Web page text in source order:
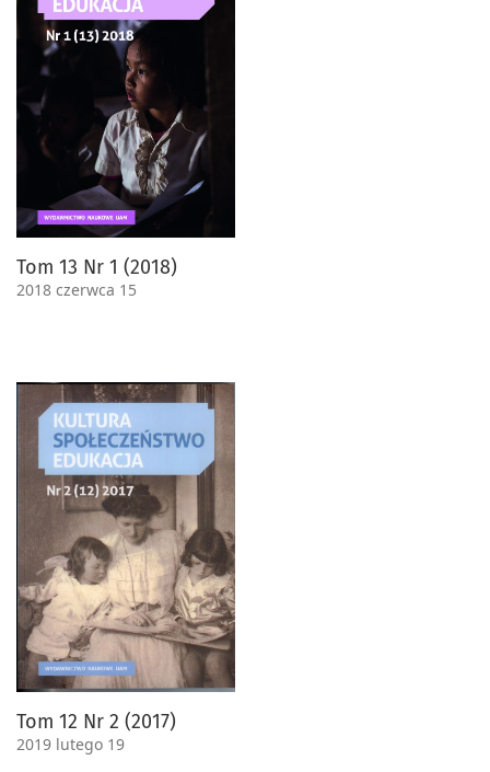
Tom 13 Nr 1 (2018)
2018 czerwca 15
Tom 12 Nr 2 (2017)
2019 lutego 19